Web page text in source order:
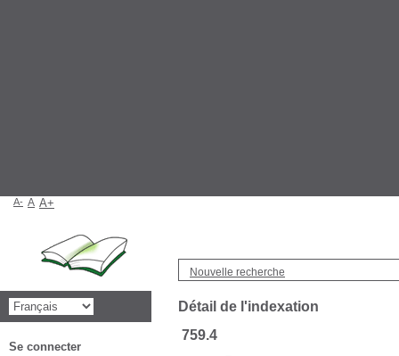
Nouvelle recherche
Détail de l'indexation
759.4
A- A A+
Se connecter